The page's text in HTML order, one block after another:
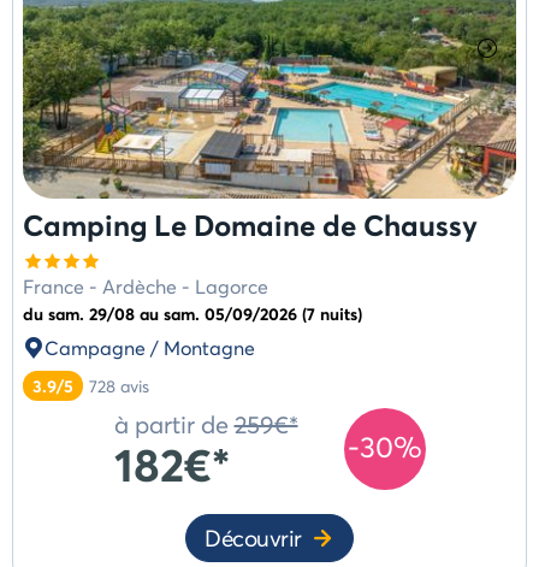
Camping Le Domaine de Chaussy
France - Ardèche - Lagorce
du sam. 29/08 au sam. 05/09/2026 (7 nuits)
Campagne / Montagne
3.9/5 728 avis
-30%
à partir de 259€*
182€*
Découvrir